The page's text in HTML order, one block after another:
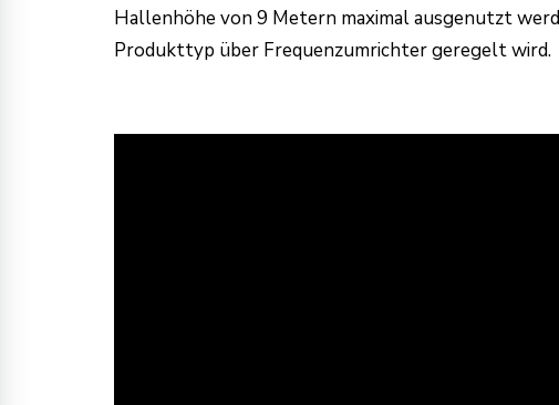
Hallenhöhe von 9 Metern maximal ausgenutzt
Produkttyp über Frequenzumrichter geregelt wird.